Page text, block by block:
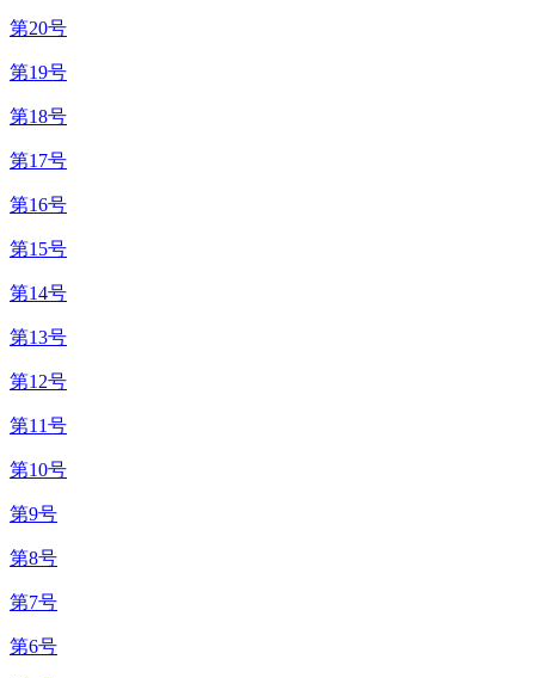
第20号
第19号
第18号
第17号
第16号
第15号
第14号
第13号
第12号
第11号
第10号
第9号
第8号
第7号
第6号